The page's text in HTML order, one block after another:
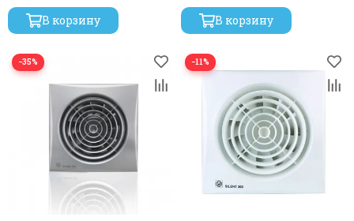
В корзину
В корзину
−35% −11%